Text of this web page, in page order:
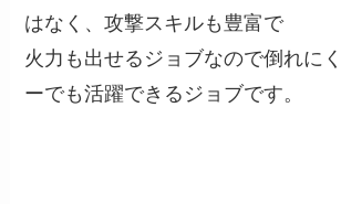
はなく、攻撃スキルも豊富で
火力も出せるジョブなので倒れに
ーでも活躍できるジョブです。